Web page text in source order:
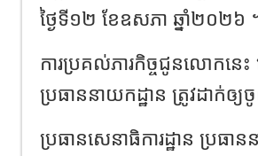
ថ្ងៃទី១២ ខែឧសភា ឆ្នាំ២០២៦
ការប្រគល់ភារកិច្ចជូនលោកន
ប្រធាននាយកដ្ឋាន ត្រូវដាក់ឲ្យ
ប្រធានសេនាធិការដ្ឋាន ប្រធ